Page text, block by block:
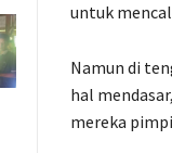
untuk
Namun di
hal
mereka